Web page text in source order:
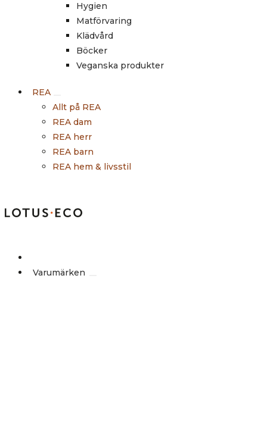
Hygien
Matförvaring
Klädvård
Böcker
Veganska produkter
REA
Allt på REA
REA dam
REA herr
REA barn
REA hem & livsstil
Varumärken